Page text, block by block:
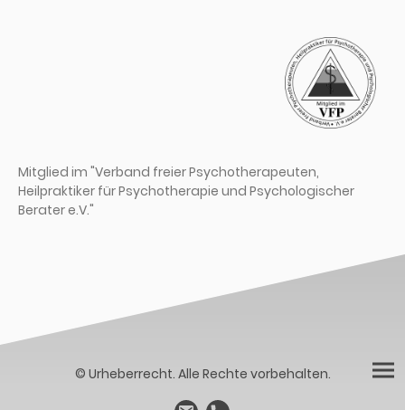
Mitglied im "Verband freier Psychotherapeuten,
Heilpraktiker für Psychotherapie und Psychologischer
Berater e.V."
© Urheberrecht. Alle Rechte vorbehalten.